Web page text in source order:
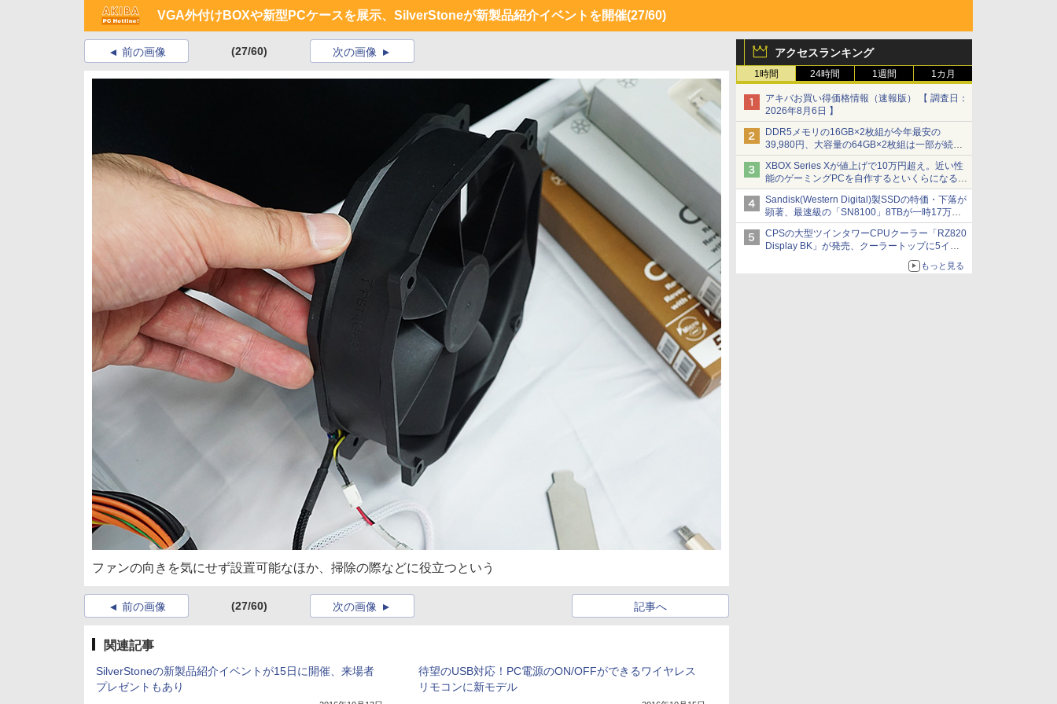
VGA外付けBOXや新型PCケースを展示、SilverStoneが新製品紹介イベントを開催(27/60)
アクセスランキング
1時間 24時間 1週間 1カ月
アキバお買い得価格情報（速報版） 【 調査日：
2026年8月6日 】
DDR5メモリの16GB×2枚組が今年最安の
39,980円、大容量の64GB×2枚組は一部が続騰
[8月前半のメモリ価格]
XBOX Series Xが値上げで10万円超え。近い性
能のゲーミングPCを自作するといくらになる？
【石田賀津男の『酒の肴にPCゲーム』】
Sandisk(Western Digital)製SSDの特価・下落が
顕著、最速級の「SN8100」8TBが一時17万円
割れ [8月前半のSSD価格]
CPSの大型ツインタワーCPUクーラー「RZ820
Display BK」が発売、クーラートップに5イン
もっと見る
前の画像 (27/60) 次の画像
ファンの向きを気にせず設置可能なほか、掃除の際などに役立つという
前の画像 (27/60) 記事へ
次の画像
関連記事
SilverStoneの新製品紹介イベントが15日に開催、来場者
プレゼントもあり
待望のUSB対応！PC電源のON/OFFができるワイヤレス
リモコンに新モデル